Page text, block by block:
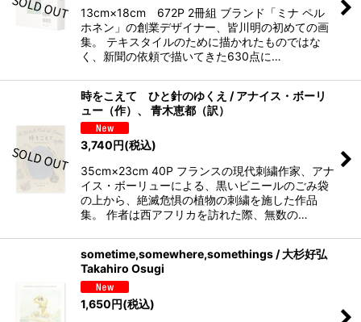
13cm×18cm 672P 2冊組 ブランド「ミナ ペル
ホネン」の創業デザイナー、皆川明の初めての画
集。 テキスタイルのために描かれたものではな
く、新聞の依頼で描いてきた630点に…
時をこえて ひと針のゆくえ / アナイス・ボーリ
ュー（作）、 青木恵都（訳）
3,740円(税込)
35cm×23cm 40P フランスの現代刺繍作家、アナ
イス・ボーリューによる、黒いビニールのごみ袋
の上から、絶滅危惧の植物の刺繍を施した作品
集。 作者は西アフリカを訪れた際、無数の…
sometime,somewhere,somethings / 大杉好弘
Takahiro Osugi
1,650円(税込)